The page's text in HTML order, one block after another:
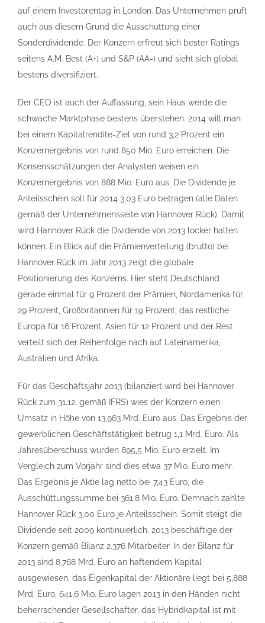
auf einem Investorentag in London. Das Unternehmen prüft
auch aus diesem Grund die Ausschüttung einer
Sonderdividende. Der Konzern erfreut sich bester Ratings
seitens A.M. Best (A+) und S&P (AA-) und sieht sich global
bestens diversifiziert.
Der CEO ist auch der Auffassung, sein Haus werde die
schwache Marktphase bestens überstehen. 2014 will man
bei einem Kapitalrendite-Ziel von rund 3,2 Prozent ein
Konzernergebnis von rund 850 Mio. Euro erreichen. Die
Konsensschätzungen der Analysten weisen ein
Konzernergebnis von 888 Mio. Euro aus. Die Dividende je
Anteilsschein soll für 2014 3,03 Euro betragen (alle Daten
gemäß der Unternehmensseite von Hannover Rück). Damit
wird Hannover Rück die Dividende von 2013 locker halten
können. Ein Blick auf die Prämienverteilung (brutto) bei
Hannover Rück im Jahr 2013 zeigt die globale
Positionierung des Konzerns. Hier steht Deutschland
gerade einmal für 9 Prozent der Prämien, Nordamerika für
29 Prozent, Großbritannien für 19 Prozent, das restliche
Europa für 16 Prozent, Asien für 12 Prozent und der Rest
verteilt sich der Reihenfolge nach auf Lateinamerika,
Australien und Afrika.
Für das Geschäftsjahr 2013 (bilanziert wird bei Hannover
Rück zum 31.12. gemäß IFRS) wies der Konzern einen
Umsatz in Höhe von 13,963 Mrd. Euro aus. Das Ergebnis der
gewerblichen Geschäftstätigkeit betrug 1,1 Mrd. Euro. Als
Jahresüberschuss wurden 895,5 Mio. Euro erzielt. Im
Vergleich zum Vorjahr sind dies etwa 37 Mio. Euro mehr.
Das Ergebnis je Aktie lag netto bei 7,43 Euro, die
Ausschüttungssumme bei 361,8 Mio. Euro. Demnach zahlte
Hannover Rück 3,00 Euro je Anteilsschein. Somit steigt die
Dividende seit 2009 kontinuierlich. 2013 beschäftige der
Konzern gemäß Bilanz 2.376 Mitarbeiter. In der Bilanz für
2013 sind 8,768 Mrd. Euro an haftendem Kapital
ausgewiesen, das Eigenkapital der Aktionäre liegt bei 5,888
Mrd. Euro, 641,6 Mio. Euro lagen 2013 in den Händen nicht
beherrschender Gesellschafter, das Hybridkapital ist mit